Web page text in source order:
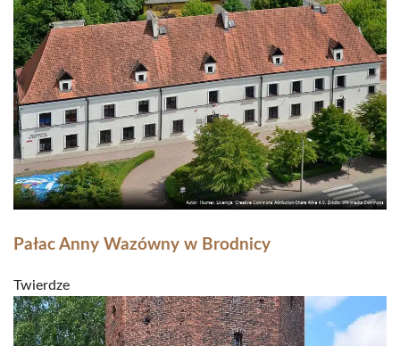
Pałac Anny Wazówny w Brodnicy
Twierdze